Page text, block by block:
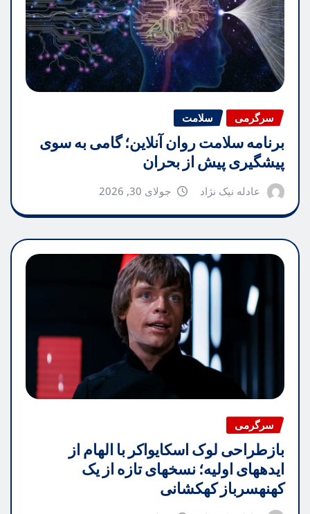
سرگرمی سلامت
برنامه سلامت روان آنلاین؛ گامی به سوی
پیشگیری پیش از بحران
عادله نیک نژاد جولای 30, 2026
سرگرمی
بازطراحی لوک اسکایواکر با الهام از
ایدههای اولیه؛ نسخهای تازه از یک
کهنهسرباز کهکشانی